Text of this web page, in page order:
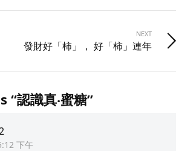
NEXT
發財好「柿」， 好「柿」連年
認識真‧蜜糖”
下午